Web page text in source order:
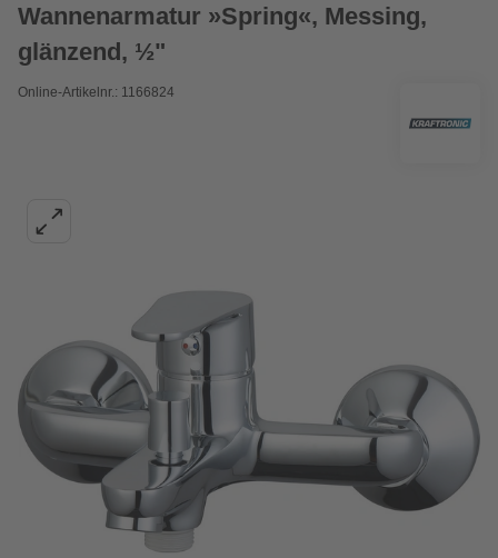
Wannenarmatur »Spring«, Messing,
glänzend, ½"
Online-Artikelnr.: 1166824